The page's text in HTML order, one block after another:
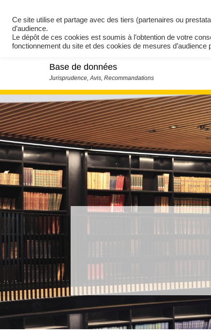
Base de données
Ce site utilise et partage avec des tiers (partenaires ou
d’audience.
Le dépôt de ces cookies est soumis à l’obtention de votre
fonctionnement du site et des cookies de mesures